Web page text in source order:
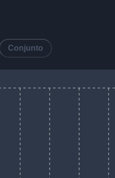
Conjunto